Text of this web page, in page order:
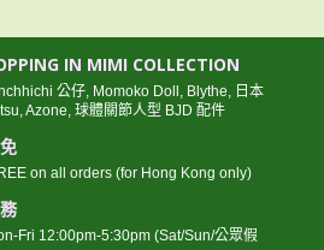
IN MIMI COLLECTION
公仔, Momoko Doll, Blythe, 日本
Azone, 球體關節人型 BJD 配件
on all orders (for Hong Kong only)
Fri 12:00pm-5:30pm (Sat/Sun/公眾假